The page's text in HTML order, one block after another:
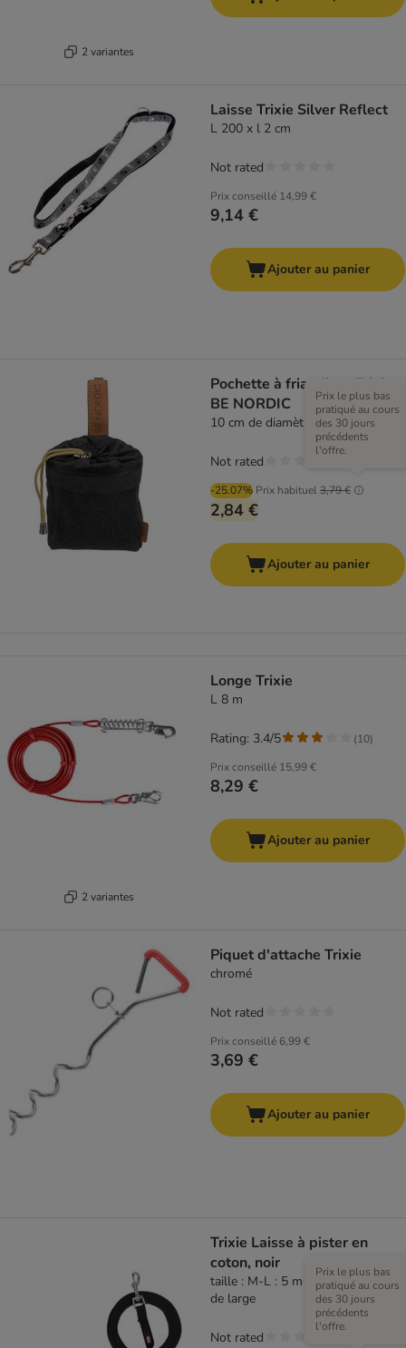
2 variantes
Laisse Trixie Silver Reflect
L 200 x l 2 cm
Prix conseillé 14,99 €
9,14 €
Not rated
Ajouter au panier
Pochette à friandises Trixie
BE NORDIC
10 cm de diamètre x H 14 cm
-25.07% Prix habituel3,79 €
Prix le plus bas
pratiqué au cours
des 30 jours
précédents
l'offre.
2,84 €
Not rated
Ajouter au panier
2 variantes
Longe Trixie
L 8 m
Prix conseillé 15,99 €
8,29 €
Rating: 3.4/5 (10)
Ajouter au panier
Piquet d'attache Trixie
chromé
Prix conseillé 6,99 €
3,69 €
Not rated
Ajouter au panier
Trixie Laisse à pister en
coton, noir
taille : M-L : 5 m de long / 20 mm
de large
Prix le plus bas
pratiqué au cours
des 30 jours
précédents
l'offre.
Not rated